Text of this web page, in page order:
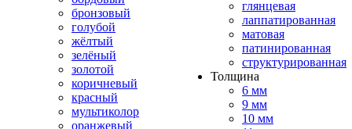
бронзовый
голубой
жёлтый
зелёный
золотой
коричневый
красный
мультиколор
оранжевый
глянцевая
лаппатированная
матовая
патинированная
структурированная
Толщина
6 мм
9 мм
10 мм